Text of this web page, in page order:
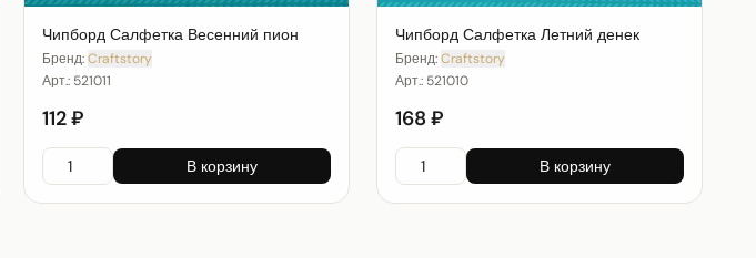
Чипборд Салфетка Весенний пион
Бренд:Craftstory
Арт.: 521011
112 ₽
В корзину
Чипборд Салфетка Летний денек
Бренд:Craftstory
Арт.: 521010
168 ₽
В корзину